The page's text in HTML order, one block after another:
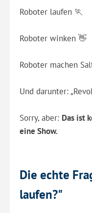
Roboter laufen 🏃
Roboter winken 👋
Roboter machen
Und darunter:
Sorry, aber: Das ist
eine Show.
Die echte
laufen?"